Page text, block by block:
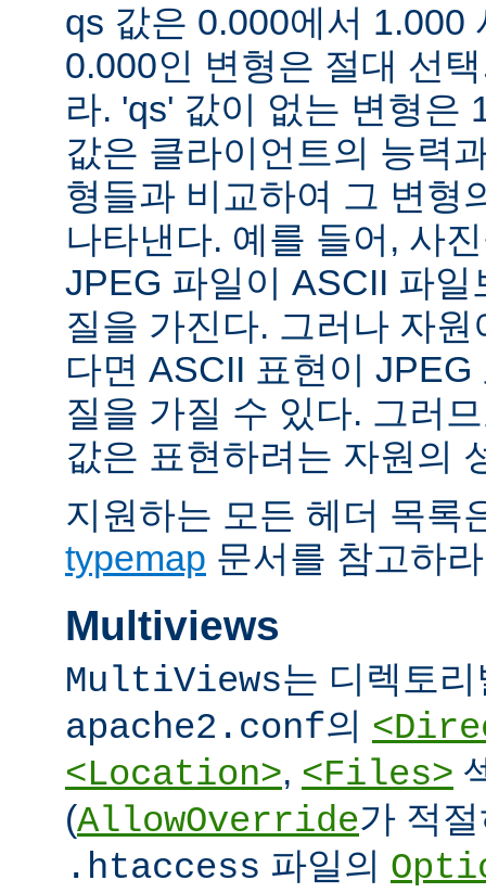
qs 값은 0.000에서 1.000
0.000인 변형은 절대 선
라. 'qs' 값이 없는 변형은
값은 클라이언트의 능력
형들과 비교하여 그 변형
나타낸다. 예를 들어, 사
JPEG 파일이 ASCII 파
질을 가진다. 그러나 자
다면 ASCII 표현이
질을 가질 수 있다. 그러
값은 표현하려는 자원의
지원하는 모든 헤더 목록
typemap 문서를 참고하
Multiviews
MultiViews는 디렉토
apache2.conf의
<Location>, <Files>
(AllowOverride가 적
.htaccess 파일의